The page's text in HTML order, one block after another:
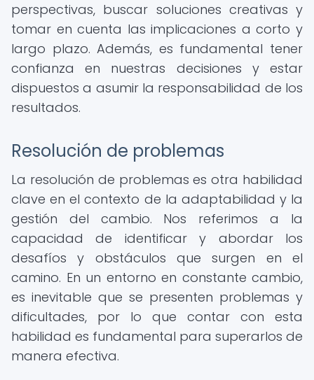
perspectivas, buscar soluciones creativas y
tomar en cuenta las implicaciones a corto y
largo plazo. Además, es fundamental tener
confianza en nuestras decisiones y estar
dispuestos a asumir la responsabilidad de los
resultados.
Resolución de problemas
La resolución de problemas es otra habilidad
clave en el contexto de la adaptabilidad y la
gestión del cambio. Nos referimos a la
capacidad de identificar y abordar los
desafíos y obstáculos que surgen en el
camino. En un entorno en constante cambio,
es inevitable que se presenten problemas y
dificultades, por lo que contar con esta
habilidad es fundamental para superarlos de
manera efectiva.